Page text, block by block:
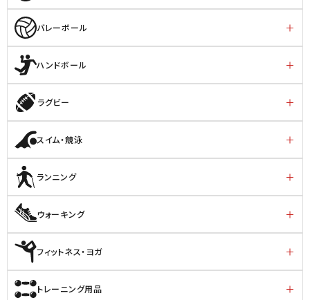
バレーボール
ハンドボール
ラグビー
スイム・競泳
ランニング
ウォーキング
フィットネス・ヨガ
トレーニング用品